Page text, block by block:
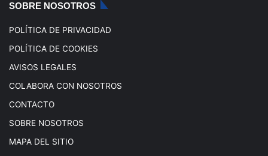
SOBRE NOSOTROS
POLÍTICA DE PRIVACIDAD
POLÍTICA DE COOKIES
AVISOS LEGALES
COLABORA CON NOSOTROS
CONTACTO
SOBRE NOSOTROS
MAPA DEL SITIO